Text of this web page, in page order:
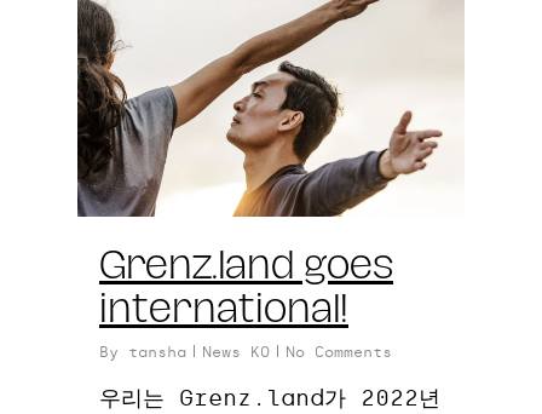
Grenz.land goes
international!
By tansha News KO No Comments
우리는 Grenz.land가 2022년